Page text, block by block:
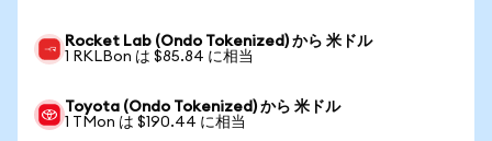
Rocket Lab (Ondo Tokenized) から 米ドル
1 RKLBon は $85.84 に相当
Toyota (Ondo Tokenized) から 米ドル
1 TMon は $190.44 に相当